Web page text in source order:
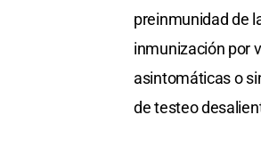
preinmunidad de
inmunización por
asintomáticas o
de testeo